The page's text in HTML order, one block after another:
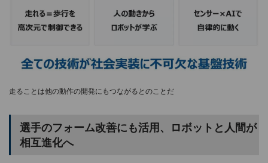
走ることは他の動作の開発にもつながるとのことだ
選手のフォーム改善にも活用、ロボットと人間が
相互進化へ